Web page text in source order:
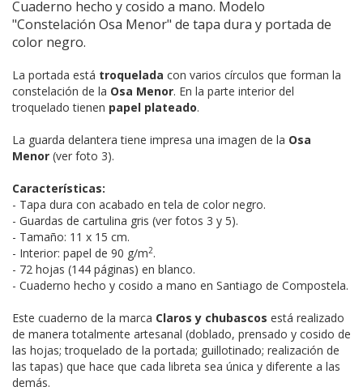
Cuaderno hecho y cosido a mano. Modelo
"Constelación Osa Menor" de tapa dura y portada de
color negro.
La portada está troquelada con varios círculos que forman la
constelación de la Osa Menor. En la parte interior del
troquelado tienen papel plateado.
La guarda delantera tiene impresa una imagen de la Osa
Menor (ver foto 3).
Características:
- Tapa dura con acabado en tela de color negro.
- Guardas de cartulina gris (ver fotos 3 y 5).
- Tamaño: 11 x 15 cm.
- Interior: papel de 90 g/m2.
- 72 hojas (144 páginas) en blanco.
- Cuaderno hecho y cosido a mano en Santiago de Compostela.
Este cuaderno de la marca Claros y chubascos está realizado
de manera totalmente artesanal (doblado, prensado y cosido de
las hojas; troquelado de la portada; guillotinado; realización de
las tapas) que hace que cada libreta sea única y diferente a las
demás.